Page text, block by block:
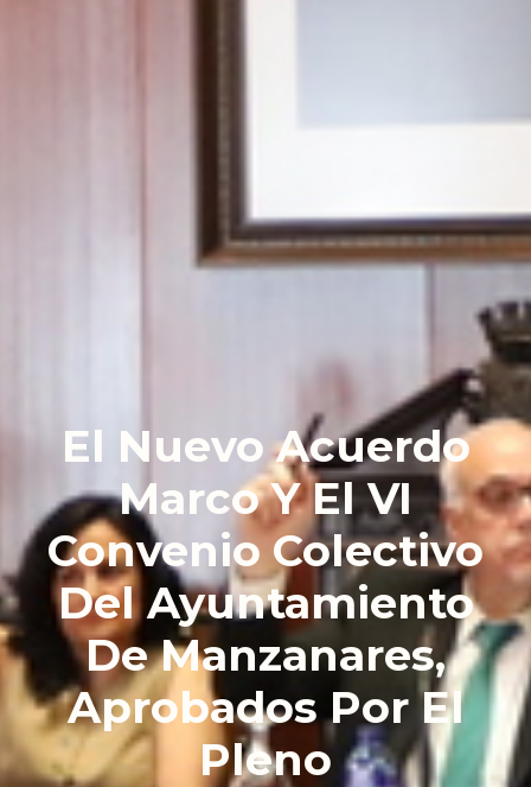
El Nuevo Acuerdo
Marco Y El VI
Convenio Colectivo
Del Ayuntamiento
De Manzanares,
Aprobados Por El
Pleno